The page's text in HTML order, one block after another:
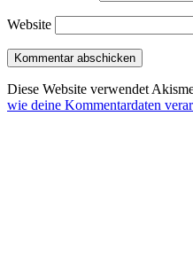
Website
Diese Website verwendet
wie deine Kommentardaten